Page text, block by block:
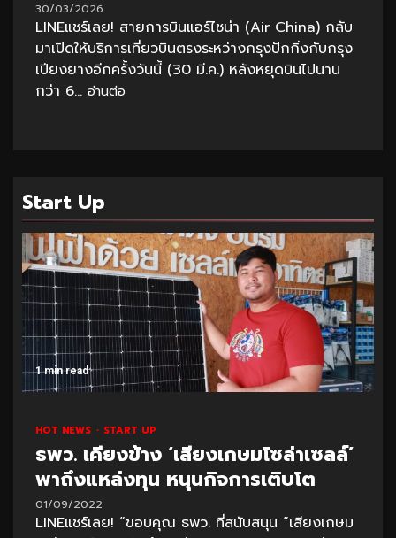
30/03/2026
LINEแชร์เลย! สายการบินแอร์ไชน่า (Air China) กลับ
มาเปิดให้บริการเที่ยวบินตรงระหว่างกรุงปักกิ่งกับกรุง
เปียงยางอีกครั้งวันนี้ (30 มี.ค.) หลังหยุดบินไปนาน
กว่า 6... อ่านต่อ
Start Up
1 min read
HOT NEWS START UP
ธพว. เคียงข้าง ‘เสียงเกษมโซล่าเซลล์’
พาถึงแหล่งทุน หนุนกิจการเติบโต
01/09/2022
LINEแชร์เลย! “ขอบคุณ ธพว. ที่สนับสนุน “เสียงเกษม